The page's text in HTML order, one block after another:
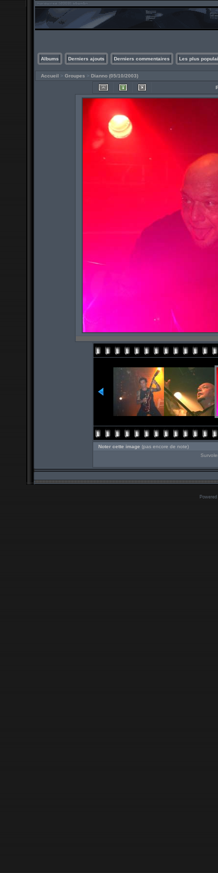
Albums Derniers ajouts Derniers commentaires Les plus
Accueil > Groupes > Dianno (05/10/2003)
Noter cette image (pas encore de note)